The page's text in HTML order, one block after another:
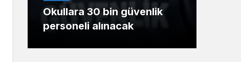
Okullara 30 bin güvenlik
personeli alınacak